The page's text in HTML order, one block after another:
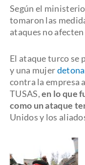
Según el
tomaron las
ataques no
El ataque turco se
y una mujer
contra la empresa
TUSAS,en lo que
como un ataque
Unidos y los